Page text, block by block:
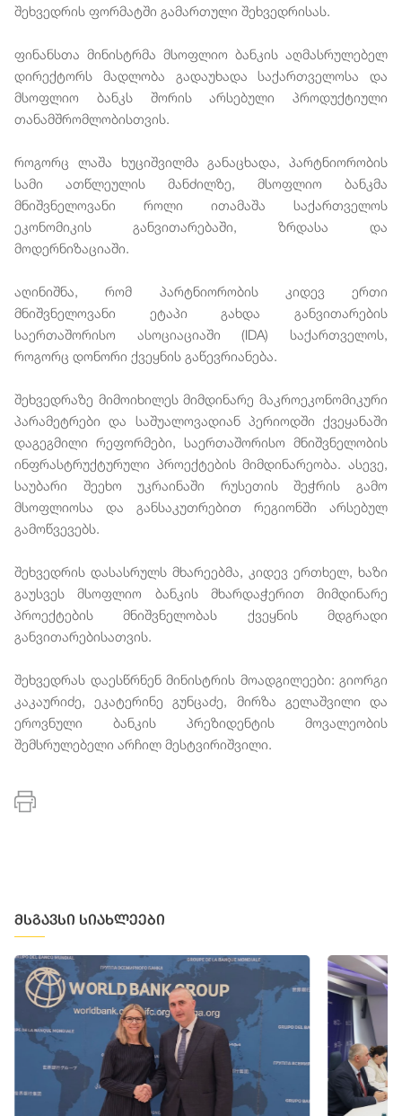
შეხვედრის ფორმატში გამართული შეხვედრისას.
ფინანსთა მინისტრმა მსოფლიო ბანკის აღმასრულებელ
დირექტორს მადლობა გადაუხადა საქართველოსა და
მსოფლიო ბანკს შორის არსებული პროდუქტიული
თანამშრომლობისთვის.
როგორც ლაშა ხუციშვილმა განაცხადა, პარტნიორობის
სამი ათწლეულის მანძილზე, მსოფლიო ბანკმა
მნიშვნელოვანი როლი ითამაშა საქართველოს
ეკონომიკის განვითარებაში, ზრდასა და
მოდერნიზაციაში.
აღინიშნა, რომ პარტნიორობის კიდევ ერთი
მნიშვნელოვანი ეტაპი გახდა განვითარების
საერთაშორისო ასოციაციაში (IDA) საქართველოს,
როგორც დონორი ქვეყნის გაწევრიანება.
შეხვედრაზე მიმოიხილეს მიმდინარე მაკროეკონომიკური
პარამეტრები და საშუალოვადიან პერიოდში ქვეყანაში
დაგეგმილი რეფორმები, საერთაშორისო მნიშვნელობის
ინფრასტრუქტურული პროექტების მიმდინარეობა. ასევე,
საუბარი შეეხო უკრაინაში რუსეთის შეჭრის გამო
მსოფლიოსა და განსაკუთრებით რეგიონში არსებულ
გამოწვევებს.
შეხვედრის დასასრულს მხარეებმა, კიდევ ერთხელ, ხაზი
გაუსვეს მსოფლიო ბანკის მხარდაჭერით მიმდინარე
პროექტების მნიშვნელობას ქვეყნის მდგრადი
განვითარებისათვის.
შეხვედრას დაესწრნენ მინისტრის მოადგილეები: გიორგი
კაკაურიძე, ეკატერინე გუნცაძე, მირზა გელაშვილი და
ეროვნული ბანკის პრეზიდენტის მოვალეობის
შემსრულებელი არჩილ მესტვირიშვილი.
მსგავსი სიახლეები